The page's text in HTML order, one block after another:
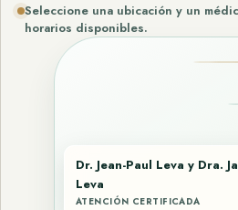
Dr. Jean-Paul Leva y Dra.
Leva
ATENCIÓN CERTIFICADA
Seleccione una ubicación y un
horarios disponibles.